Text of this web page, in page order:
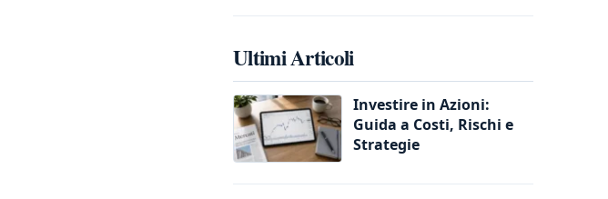
Ultimi Articoli
Investire in Azioni:
Guida a Costi, Rischi e
Strategie